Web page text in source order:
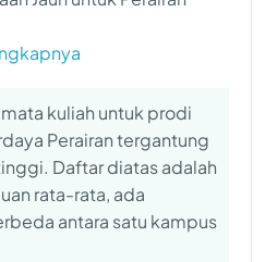
kuliah untuk prodi
Perairan tergantung
Daftar diatas adalah
rata-rata, ada
antara satu kampus